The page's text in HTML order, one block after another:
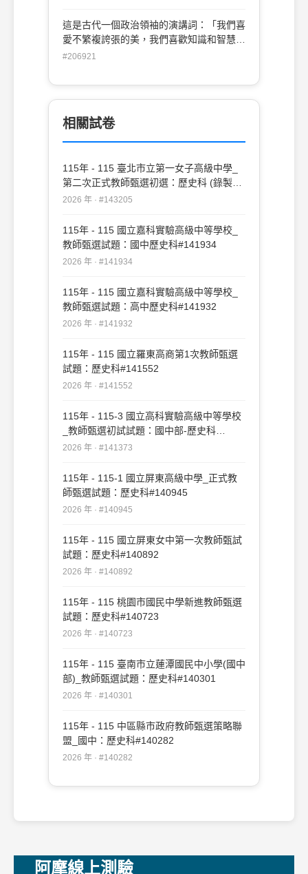
付此一譯員。」請問：文中所指的「譯
員」，應是指何人？ (A)顏思齊 (B)林鳳 (C)
鄭芝龍 (D)何斌
(A)第一次世界大戰期間(1914～1918) (B)
國府北伐時期(1926～1928) (C)抗戰前夕
這是古代一個政治領袖的演講詞：「我們喜
愛不繁複誇張的美，我們喜歡知識和智慧，
但也重視抑制勇氣；則於我們，並非誇耀個
視貧窮為恥，但我們認為一個人不圖克服窮
困，則是可恥的；我們認為一個人應關心公
參與政治活動，那麼他不但是個冷漠的人，
也必定是個無用之人。」這番話應出於何
(D)凱撒
#206921
相關試卷
115年 - 115 臺北市立第一女子高級中學_
第二次正式教師甄選初選：歷史科 (錄製影
片)#143205
2026 年 · #143205
115年 - 115 國立嘉科實驗高級中等學校_
教師甄選試題：國中歷史科#141934
2026 年 · #141934
115年 - 115 國立嘉科實驗高級中等學校_
教師甄選試題：高中歷史科#141932
2026 年 · #141932
115年 - 115 國立羅東高商第1次教師甄選
試題：歷史科#141552
2026 年 · #141552
115年 - 115-3 國立高科實驗高級中等學校
_教師甄選初試試題：國中部-歷史科
#141373
2026 年 · #141373
115年 - 115-1 國立屏東高級中學_正式教
師甄選試題：歷史科#140945
2026 年 · #140945
115年 - 115 國立屏東女中第一次教師甄試
試題：歷史科#140892
2026 年 · #140892
115年 - 115 桃園市國民中學新進教師甄選
試題：歷史科#140723
2026 年 · #140723
115年 - 115 臺南市立蓮潭國民中小學(國中
部)_教師甄選試題：歷史科#140301
2026 年 · #140301
115年 - 115 中區縣市政府教師甄選策略聯
盟_國中：歷史科#140282
2026 年 · #140282
阿摩線上測驗